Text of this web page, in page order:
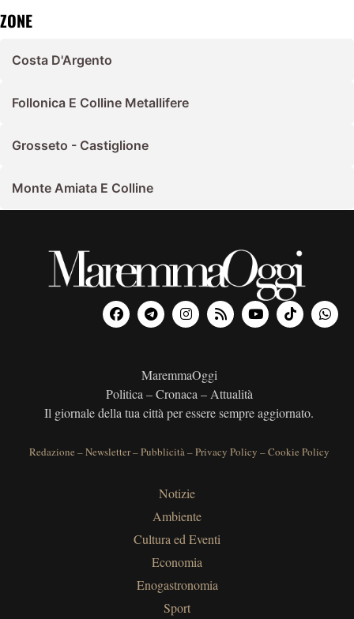
ZONE
Costa D'Argento
Follonica E Colline Metallifere
Grosseto - Castiglione
Monte Amiata E Colline
MaremmaOggi
Politica – Cronaca – Attualità
Il giornale della tua città per essere sempre aggiornato.
Redazione –Newsletter–Pubblicità–Privacy Policy –Cookie Policy
Notizie
Ambiente
Cultura ed Eventi
Economia
Enogastronomia
Sport